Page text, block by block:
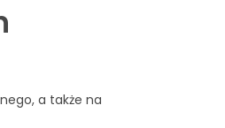
a także na